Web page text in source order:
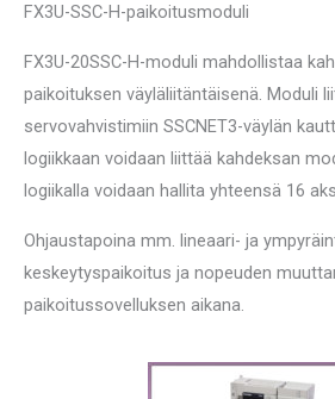
FX3U-SSC-H-paikoitusmoduli
FX3U-20SSC-H-moduli mahdollistaa
paikoituksen väyläliitäntäisenä. Moduli
servovahvistimiin SSCNET3-väylän
logiikkaan voidaan liittää kahdeksan
logiikalla voidaan hallita yhteensä 16
Ohjaustapoina mm. lineaari- ja
keskeytyspaikoitus ja nopeuden
paikoitussovelluksen aikana.